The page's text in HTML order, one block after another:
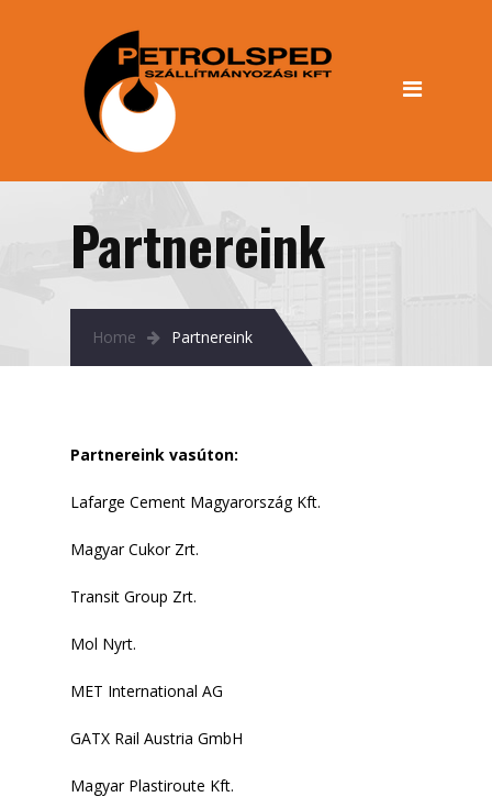
Rólunk
Dokumentumok
Cégadatok
Közúti szállítmányozás
Partnereink
Home Partnereink
Partnereink vasúton:
Lafarge Cement Magyarország Kft.
Magyar Cukor Zrt.
Transit Group Zrt.
Mol Nyrt.
MET International AG
GATX Rail Austria GmbH
Magyar Plastiroute Kft.